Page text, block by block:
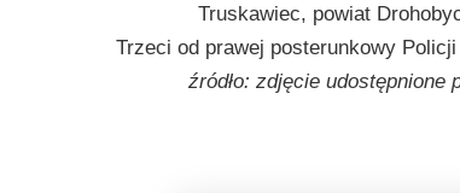
Truskawiec, powiat
Trzeci od prawej posterunkowy
źródło: zdjęcie udostępnione